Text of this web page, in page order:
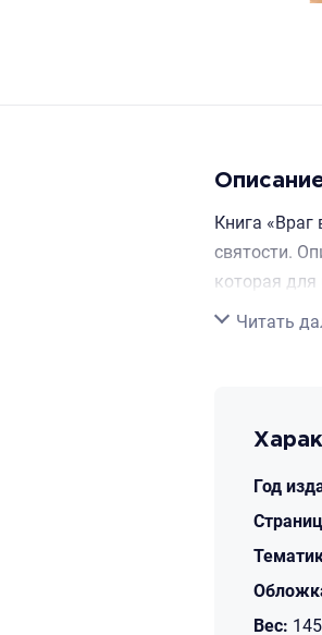
Книга «Враг
святости.
которая
шагом
Свернуть
Читать
Год
Вес: